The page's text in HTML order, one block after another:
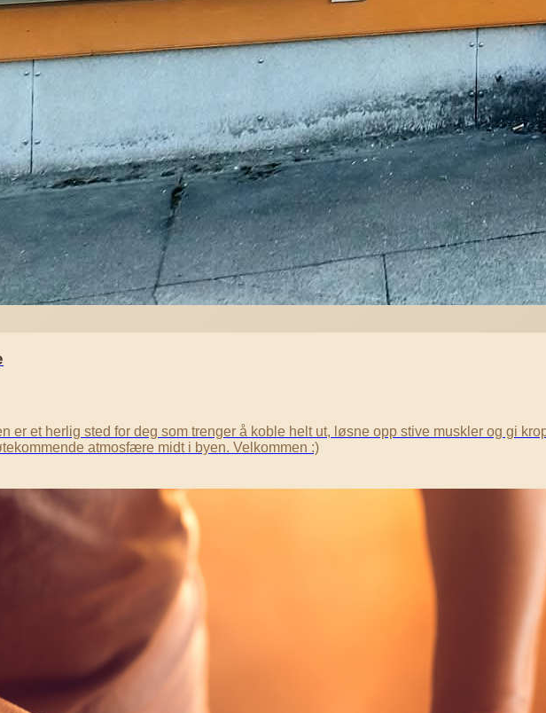
er et herlig sted for deg som trenger å koble helt ut, løsne opp stive muskler og gi
atmosfære midt i byen. Velkommen :)